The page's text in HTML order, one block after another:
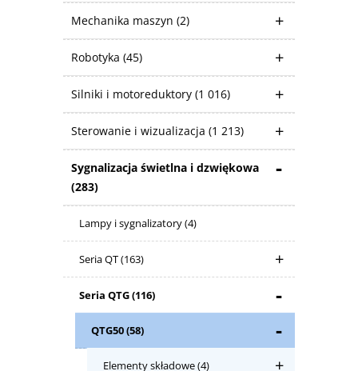
Mechanika maszyn (2)
Robotyka (45)
Silniki i motoreduktory (1 016)
Sterowanie i wizualizacja (1 213)
Sygnalizacja świetlna i dzwiękowa
(283)
Lampy i sygnalizatory(4)
Seria QT(163)
Seria QTG(116)
QTG50(58)
Elementy składowe(4)